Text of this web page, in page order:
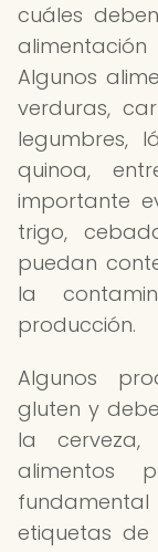
cuáles
Algunos
verduras,
legumbres,
quinoa,
importante
trigo,
puedan
la
producción.
Algunos
gluten y
la cerveza,
alimentos
etiquetas